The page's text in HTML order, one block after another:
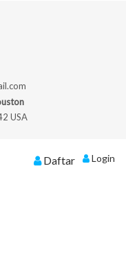
USA
Daftar Login